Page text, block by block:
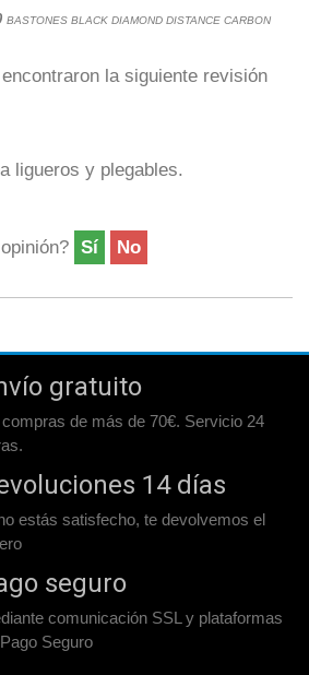
BASTONES BLACK DIAMOND DISTANCE CARBON
la siguiente revisión
ligueros y plegables.
Sí No
gratuito
compras de más de 70€. Servicio 24
14 días
estás satisfecho, te devolvemos el
seguro
comunicación SSL y plataformas
Seguro